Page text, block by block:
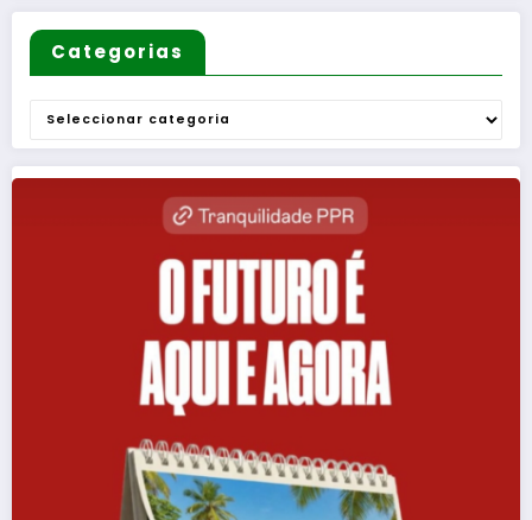
Categorias
Categorias